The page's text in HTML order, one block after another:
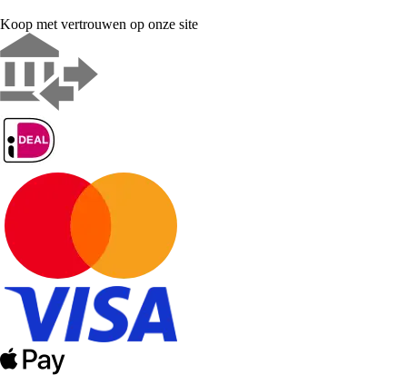
Koop met vertrouwen op onze site